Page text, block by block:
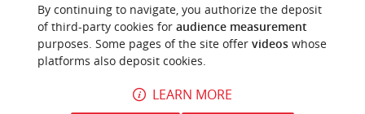
YOU WILL LIKEALSO
Information
By continuing to navigate, you authorize the deposit
of third-party cookies for audience measurement
purposes. Some pages of the site offer videoswhose
platforms also deposit cookies.
LEARN MORE